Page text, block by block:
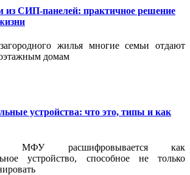
из СИП-панелей: практичное решение
жилья многие семьи отдают
домам
устройства: что это, типы и как
МФУ расшифровывается как
устройство, способное не только